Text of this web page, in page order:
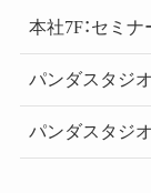
本社7F：セミ
パンダスタジ
パンダスタジ